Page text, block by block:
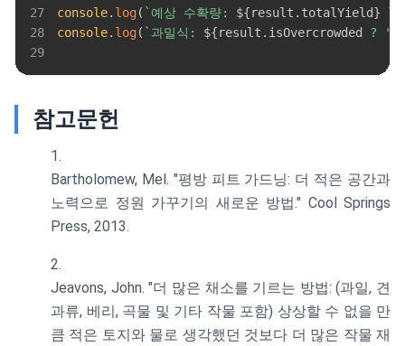
27 console. log( ` 예상 수확량: ${result . totalYield}
28
console. log( `과밀식: ${result . isOvercrowded ?
'
29
참고문헌
Bartholomew, Mel. "평방 피트 가드닝: 더 적은 공간과
노력으로 정원 가꾸기의 새로운 방법." Cool Springs
Press, 2013.
Jeavons, John. "더 많은 채소를 기르는 방법: (과일, 견
과류, 베리, 곡물 및 기타 작물 포함) 상상할 수 없을 만
큼 적은 토지와 물로 생각했던 것보다 더 많은 작물 재